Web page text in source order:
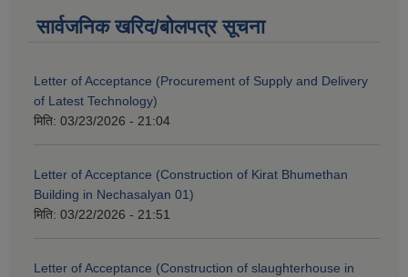
सार्वजनिक खरिद/बोलपत्र सूचना
Letter of Acceptance (Procurement of Supply and Delivery
of Latest Technology)
मिति: 03/23/2026 - 21:04
Letter of Acceptance (Construction of Kirat Bhumethan
Building in Nechasalyan 01)
मिति: 03/22/2026 - 21:51
Letter of Acceptance (Construction of slaughterhouse in